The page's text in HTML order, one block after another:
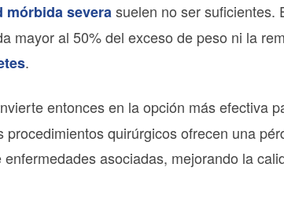
mórbida severasuelen no ser suficientes.
mayor al 50% del exceso de peso ni la
.
entonces en la opción más efectiva
procedimientos quirúrgicos ofrecen una
asociadas, mejorando la